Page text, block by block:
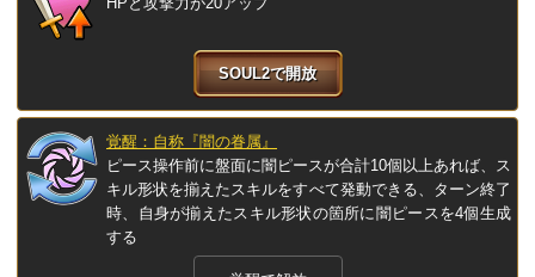
SOUL2で開放
覚醒：自称『闇の眷属』
ピース操作前に盤面に闇ピースが合計10個以上あれば、ス
キル形状を揃えたスキルをすべて発動できる、ターン終了
時、自身が揃えたスキル形状の箇所に闇ピースを4個生成
する